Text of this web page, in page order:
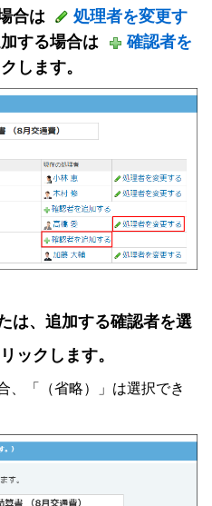
合は
処理者を変更す
する場合は
確認者を
します。
は、追加する確認者を選
ックします。
、「（省略）」は選択でき